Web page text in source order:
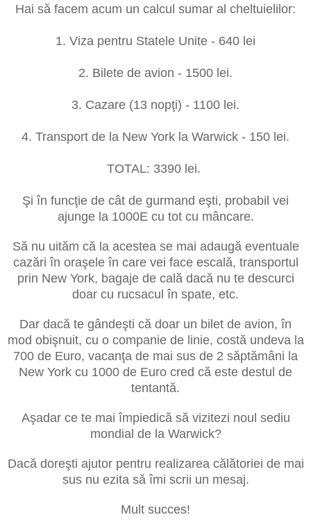
Hai să facem acum un calcul sumar al cheltuielilor:
1. Viza pentru Statele Unite - 640 lei
2. Bilete de avion - 1500 lei.
3. Cazare (13 nopţi) - 1100 lei.
4. Transport de la New York la Warwick - 150 lei.
TOTAL: 3390 lei.
Şi în funcţie de cât de gurmand eşti, probabil vei
ajunge la 1000E cu tot cu mâncare.
Să nu uităm că la acestea se mai adaugă eventuale
cazări în oraşele în care vei face escală, transportul
prin New York, bagaje de cală dacă nu te descurci
doar cu rucsacul în spate, etc.
Dar dacă te gândeşti că doar un bilet de avion, în
mod obişnuit, cu o companie de linie, costă undeva la
700 de Euro, vacanţa de mai sus de 2 săptămâni la
New York cu 1000 de Euro cred că este destul de
tentantă.
Aşadar ce te mai împiedică să vizitezi noul sediu
mondial de la Warwick?
Dacă doreşti ajutor pentru realizarea călătoriei de mai
sus nu ezita să îmi scrii un mesaj.
Mult succes!